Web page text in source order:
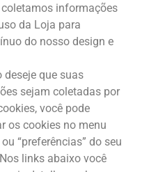
informações
da Loja para
do nosso design e
deseje que suas
sejam coletadas por
você pode
os cookies no menu
ou “preferências” do seu
links abaixo você